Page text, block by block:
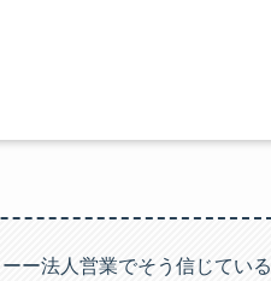
ーー法人営業でそう信じてい